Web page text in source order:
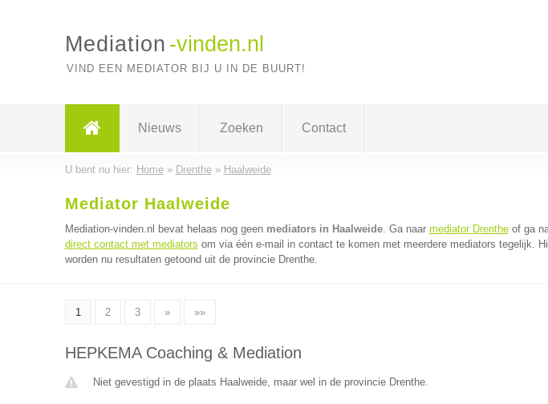
Mediation -vinden.nl
VIND EEN MEDIATOR BIJ U IN DE BUURT!
Nieuws Zoeken Contact
U bent nu hier: Home» Drenthe» Haalweide
Mediator Haalweide
Mediation-vinden.nl bevat helaas nog geen mediators in Haalweide. Ga naar mediator Drentheof ga
direct contact met mediators om via één e-mail in contact te komen met meerdere mediators tegelijk.
worden nu resultaten getoond uit de provincie Drenthe.
1 2 3 » »»
HEPKEMA Coaching & Mediation
Niet gevestigd in de plaats Haalweide, maar wel in de provincie Drenthe.